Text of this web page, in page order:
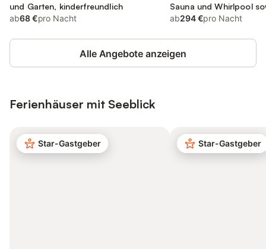
und Garten, kinderfreundlich
ab68 €pro Nacht
Sauna und Whirlpool
ab294 €pro Nacht
Alle Angebote anzeigen
Ferienhäuser mit Seeblick
Star-Gastgeber Star-Gastgeber